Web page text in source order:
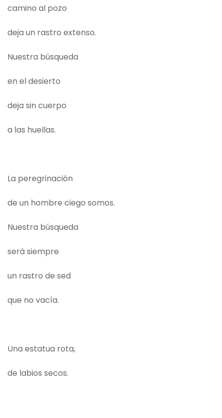
camino al pozo
deja un rastro extenso.
Nuestra búsqueda
en el desierto
deja sin cuerpo
a las huellas.
La peregrinación
de un hombre ciego somos.
Nuestra búsqueda
será siempre
un rastro de sed
que no vacía.
Una estatua rota,
de labios secos.